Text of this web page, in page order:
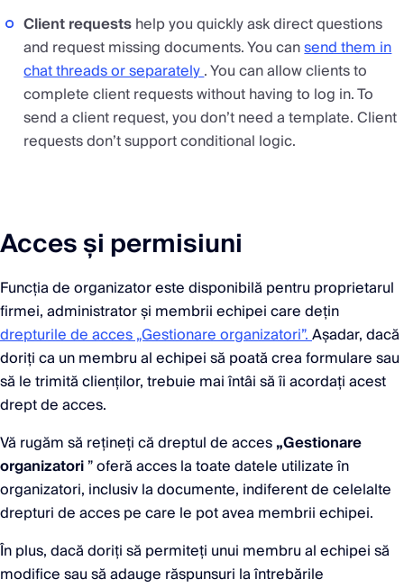
Client requestshelp you quickly ask direct questions
and request missing documents. You cansend them in
chat threads or separately. You can allow clients to
complete client requests without having to log in. To
send a client request, you don’t need a template. Client
requests don’t support conditional logic.
Acces și permisiuni
Funcția de organizator este disponibilă pentru proprietarul
firmei, administrator și membrii echipei care dețin
drepturile de acces „Gestionare organizatori”.Așadar, dacă
doriți ca un membru al echipei să poată crea formulare sau
să le trimită clienților, trebuie mai întâi să îi acordați acest
drept de acces.
Vă rugăm să rețineți că dreptul de acces„Gestionare
organizatori” oferă acces la toate datele utilizate în
organizatori, inclusiv la documente, indiferent de celelalte
drepturi de acces pe care le pot avea membrii echipei.
În plus, dacă doriți să permiteți unui membru al echipei să
modifice sau să adauge răspunsuri la întrebările